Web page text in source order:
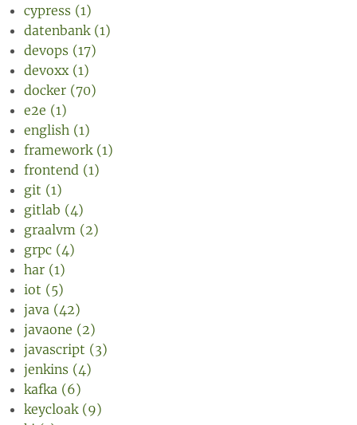
cypress (1)
datenbank (1)
devops (17)
devoxx (1)
docker (70)
e2e (1)
english (1)
framework (1)
frontend (1)
git (1)
gitlab (4)
graalvm (2)
grpc (4)
har (1)
iot (5)
java (42)
javaone (2)
javascript (3)
jenkins (4)
kafka (6)
keycloak (9)